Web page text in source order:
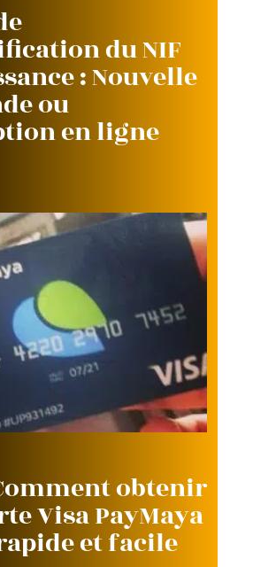
du NIF
: Nouvelle
ou
en ligne
obtenir
Visa PayMaya
et facile